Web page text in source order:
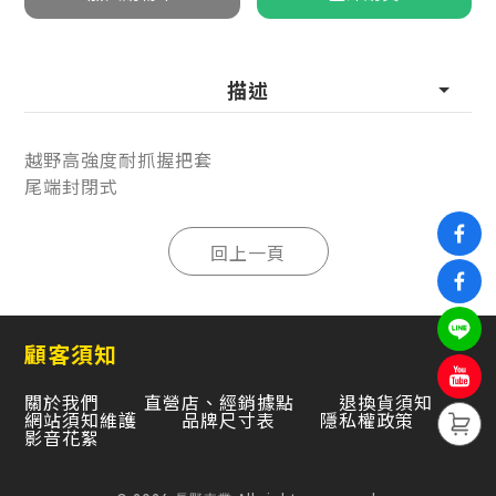
描述
越野高強度耐抓握把套
尾端封閉式
顧客須知
關於我們 直營店、經銷據點 退換貨須知
網站須知維護 品牌尺寸表 隱私權政策
影音花絮